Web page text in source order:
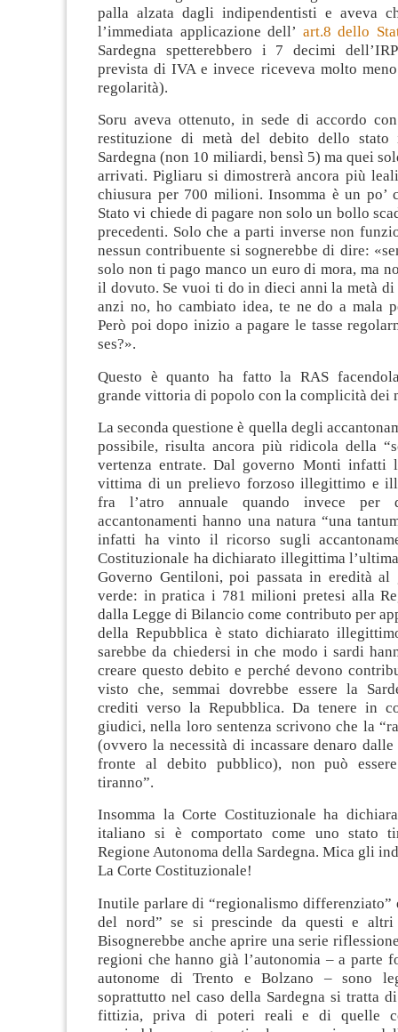
palla alzata dagli indipendentisti e aveva
l’immediata applicazione dell’ art.8 dello
Sardegna spetterebbero i 7 decimi
prevista di IVA e invece riceveva molto
regolarità).
Soru aveva ottenuto, in sede di accordo
restituzione di metà del debito dello
Sardegna (non 10 miliardi, bensì 5) ma quei
arrivati. Pigliaru si dimostrerà ancora più
chiusura per 700 milioni. Insomma è un po’
Stato vi chiede di pagare non solo un bollo
precedenti. Solo che a parti inverse non
nessun contribuente si sognerebbe di dire:
solo non ti pago manco un euro di mora, ma
il dovuto. Se vuoi ti do in dieci anni la metà di
anzi no, ho cambiato idea, te ne do a mala
Però poi dopo inizio a pagare le tasse
ses?».
Questo è quanto ha fatto la RAS
grande vittoria di popolo con la complicità dei
La seconda questione è quella degli
possibile, risulta ancora più ridicola della
vertenza entrate. Dal governo Monti infatti
vittima di un prelievo forzoso illegittimo e
fra l’atro annuale quando invece per
accantonamenti hanno una natura “una
infatti ha vinto il ricorso sugli
Costituzionale ha dichiarato illegittima
Governo Gentiloni, poi passata in eredità al
verde: in pratica i 781 milioni pretesi alla
dalla Legge di Bilancio come contributo per
della Repubblica è stato dichiarato
sarebbe da chiedersi in che modo i sardi
creare questo debito e perché devono
visto che, semmai dovrebbe essere la
crediti verso la Repubblica. Da tenere in
giudici, nella loro sentenza scrivono che la
(ovvero la necessità di incassare denaro
fronte al debito pubblico), non può
tiranno”.
Insomma la Corte Costituzionale ha
italiano si è comportato come uno stato
Regione Autonoma della Sardegna. Mica gli
La Corte Costituzionale!
Inutile parlare di “regionalismo differenziato”
del nord” se si prescinde da questi e altri
Bisognerebbe anche aprire una serie
regioni che hanno già l’autonomia – a parte
autonome di Trento e Bolzano – sono
soprattutto nel caso della Sardegna si tratta
fittizia, priva di poteri reali e di quelle